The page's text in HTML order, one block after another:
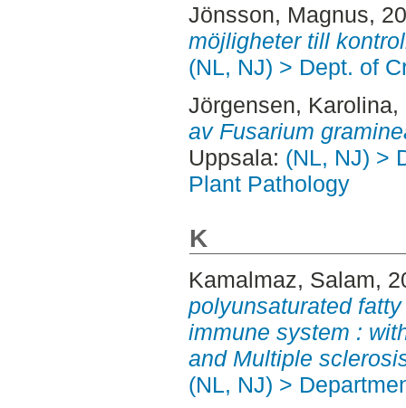
Jönsson, Magnus,
möjligheter till
(NL, NJ) > Dept. of
Jörgensen, Karolina,
av Fusarium
Uppsala: (NL, NJ) >
Plant Pathology
K
Kamalmaz, Salam,
polyunsaturated
immune system :
and Multiple
(NL, NJ) >